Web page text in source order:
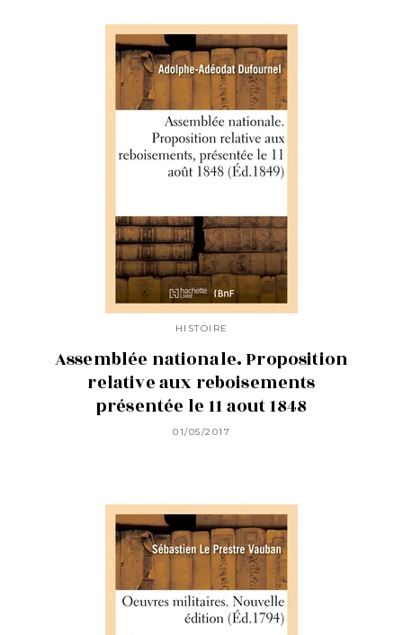
HISTOIRE
Assemblée nationale. Proposition
relative aux reboisements
présentée le 11 aout 1848
01/05/2017